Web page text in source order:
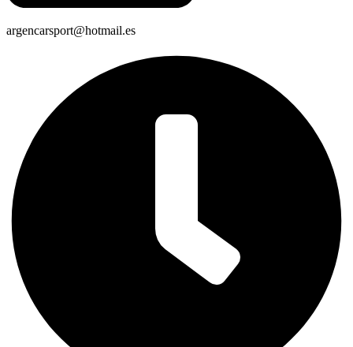
argencarsport@hotmail.es